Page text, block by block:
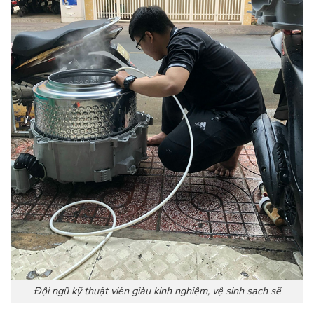
Đội ngũ kỹ thuật viên giàu kinh nghiệm, vệ sinh sạch sẽ